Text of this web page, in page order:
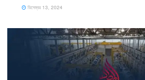
ডিসেম্বর 13, 2024